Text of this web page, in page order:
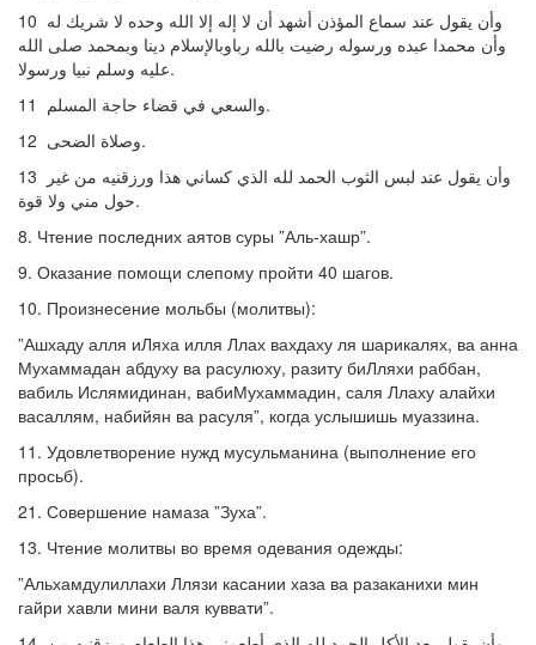
10 وأن يقول عند سماع المؤذن أشهد أن لا إله إلا الله وحده لا شريك له
وأن محمدا عبده ورسوله رضيت بالله رباوبالإسلام دينا وبمحمد صلى الله
عليه وسلم نبيا ورسولا.
11 والسعي في قضاء حاجة المسلم.
12 وصلاة الضحى.
13 وأن يقول عند لبس الثوب الحمد لله الذي كساني هذا ورزقنيه من غير
حول مني ولا قوة.
8. Чтение последних аятов суры ”Аль-хашр”.
9. Оказание помощи слепому пройти 40 шагов.
10. Произнесение мольбы (молитвы):
”Ашхаду алля иЛяха илля Ллах вахдаху ля шарикалях, ва анна
Мухаммадан абдуху ва расулюху, разиту биЛляхи раббан,
вабиль Ислямидинан, вабиМухаммадин, саля Ллаху алайхи
васаллям, набийян ва расуля”, когда услышишь муаззина.
11. Удовлетворение нужд мусульманина (выполнение его
просьб).
21. Совершение намаза ”Зуха”.
13. Чтение молитвы во время одевания одежды:
”Альхамдулиллахи Ллязи касании хаза ва разаканихи мин
гайри хавли мини валя куввати”.